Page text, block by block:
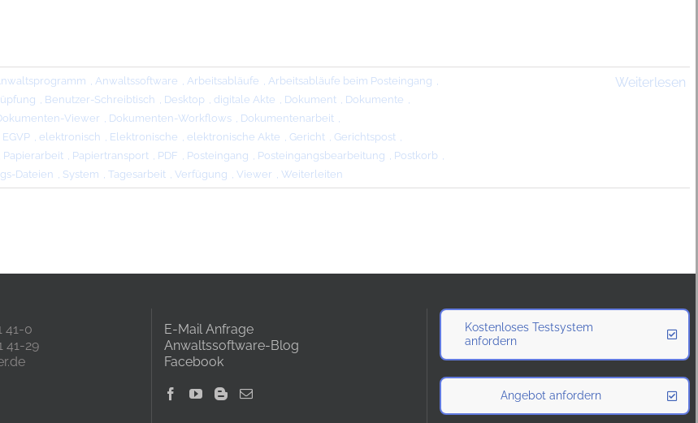
, Anwaltssoftware , Arbeitsabläufe , Arbeitsabläufe beim Posteingang ,
, Benutzer-Schreibtisch , Desktop , digitale Akte , Dokument , Dokumente ,
Viewer , Dokumenten-Workflows , Dokumentenarbeit ,
EGVP , elektronisch , Elektronische , elektronische Akte , Gericht , Gerichtspost ,
Papierarbeit , Papiertransport , PDF , Posteingang , Posteingangsbearbeitung , Postkorb ,
Dateien , System , Tagesarbeit , Verfügung , Viewer , Weiterleiten
Weiterlesen
41-0
41-29
E-Mail Anfrage
Anwaltssoftware-Blog
Facebook
Kostenloses Testsystem
anfordern
Angebot anfordern